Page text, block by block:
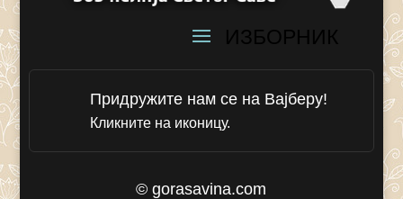
Придружите нам се на Вајберу!
Кликните на иконицу.
© gorasavina.com